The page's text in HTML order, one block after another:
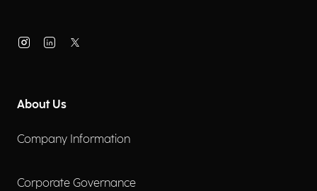
About Us
Company Information
Corporate Governance